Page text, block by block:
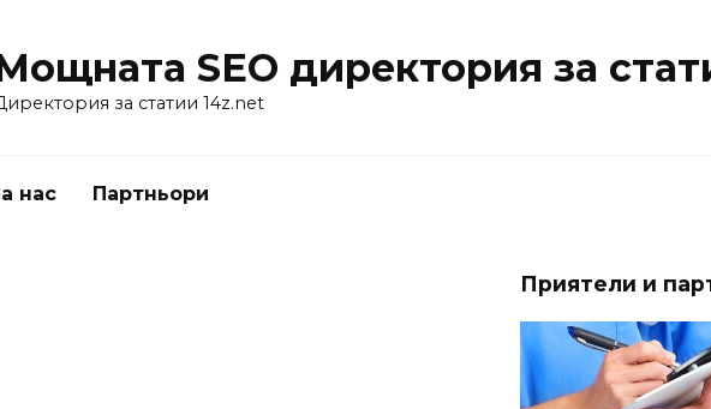
SEO директория за
за статии 14z.net
нас Партньори
Приятели и